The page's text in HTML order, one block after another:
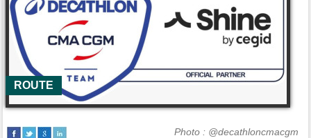
ROUTE
Photo : @decathloncmacgm